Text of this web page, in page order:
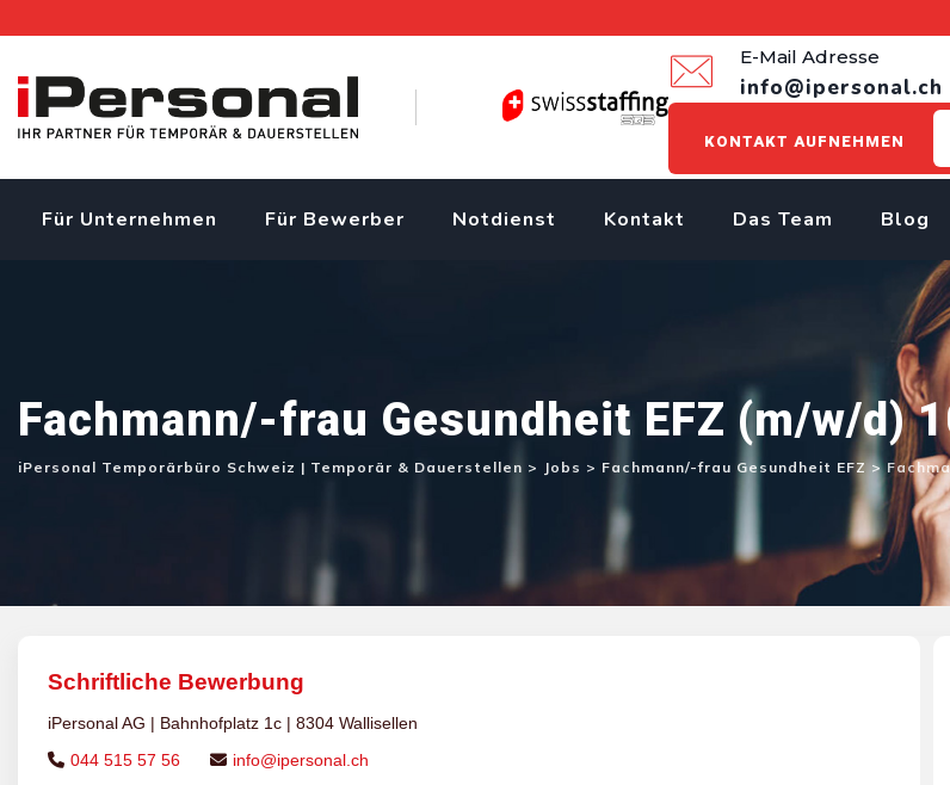
content
E-Mail Adresse
info@ipersonal.ch
KONTAKT AUFNEHMEN
Für Unternehmen Für Bewerber Notdienst Kontakt Das Team Blog
Fachmann/-frau Gesundheit EFZ (m/w/d)
iPersonal Temporärbüro Schweiz | Temporär & Dauerstellen > Jobs > Fachmann/-frau Gesundheit EFZ >
Schriftliche Bewerbung
iPersonal AG | Bahnhofplatz 1c | 8304 Wallisellen
044 515 57 56
info@ipersonal.ch